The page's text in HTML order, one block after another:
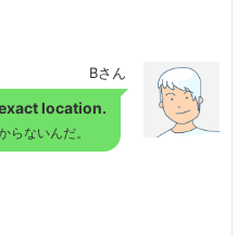
Bさん
location.
らないんだ。